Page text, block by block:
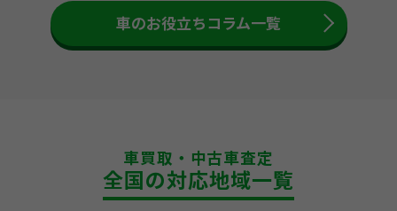
車のお役立ちコラム一覧
車買取・中古車査定
全国の対応地域一覧